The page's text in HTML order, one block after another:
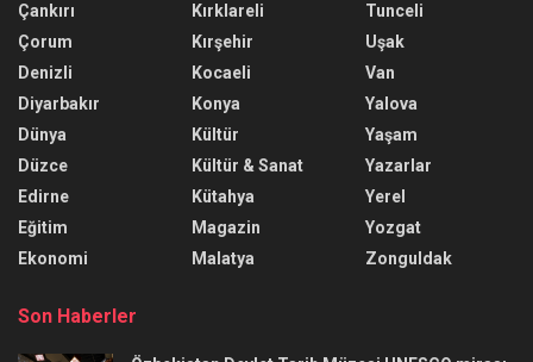
Çankırı
Çorum
Denizli
Diyarbakır
Dünya
Düzce
Edirne
Eğitim
Ekonomi
Kırklareli
Kırşehir
Kocaeli
Konya
Kültür
Kültür & Sanat
Kütahya
Magazin
Malatya
Tunceli
Uşak
Van
Yalova
Yaşam
Yazarlar
Yerel
Yozgat
Zonguldak
Son Haberler